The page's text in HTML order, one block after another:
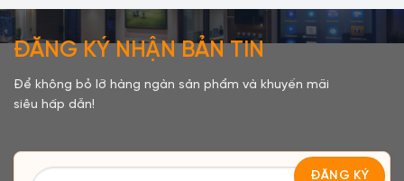
ĐĂNG KÝ NHẬN BẢN TIN
Để không bỏ lỡ hàng ngàn sản phẩm và khuyến mãi
siêu hấp dẫn!